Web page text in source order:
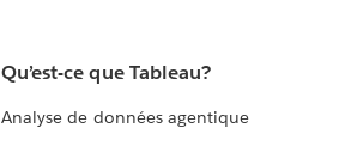
Qu’est-ce que Tableau?
Analyse de données agentique